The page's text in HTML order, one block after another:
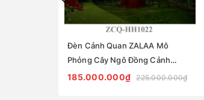
Đèn Cảnh Quan ZALAA Mô
Phỏng Cây Ngô Đồng Cảnh
ZCQ-HH1022 Sycamore Trees
185.000.000₫ 225.000.000₫